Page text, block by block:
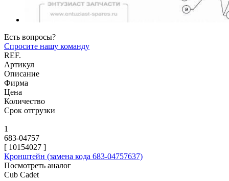
Есть вопросы?
Спросите нашу команду
REF.
Артикул
Описание
Фирма
Цена
Количество
Срок отгрузки
1
683-04757
[ 10154027 ]
Кронштейн (замена кода 683-04757637)
Посмотреть аналог
Cub Cadet